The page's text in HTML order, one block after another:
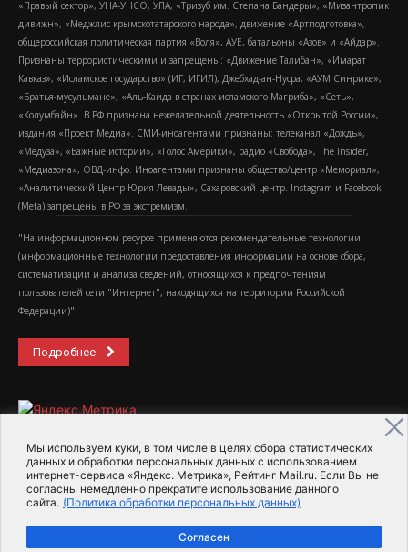
Мы используем куки, в том числе в целях сбора статистических
данных и обработки персональных данных с использованием
интернет-сервиса «Яндекс. Метрика», Рейтинг Mail.ru. Если Вы не
согласны немедленно прекратите использование данного
сайта. (Политика обработки персональных данных)
Согласен
«Правый сектор», УНА-УНСО, УПА, «Тризуб им. Степана Бандеры», «Мизантропик
дивижн», «Меджлис крымскотатарского народа», движение «Артподготовка»,
общероссийская политическая партия «Воля», АУЕ, батальоны «Азов» и «Айдар».
Признаны террористическими и запрещены: «Движение Талибан», «Имарат
Кавказ», «Исламское государство» (ИГ, ИГИЛ), Джебхад-ан-Нусра, «АУМ Синрике»,
«Братья-мусульмане», «Аль-Каида в странах исламского Магриба», «Сеть»,
«Колумбайн». В РФ признана нежелательной деятельность «Открытой России»,
издания «Проект Медиа». СМИ-иноагентами признаны: телеканал «Дождь»,
«Медуза», «Важные истории», «Голос Америки», радио «Свобода», The Insider,
«Медиазона», ОВД-инфо. Иноагентами признаны общество/центр «Мемориал»,
«Аналитический Центр Юрия Левады», Сахаровский центр. Instagram и Facebook
(Metа) запрещены в РФ за экстремизм.
"На информационном ресурсе применяются рекомендательные технологии
(информационные технологии предоставления информации на основе сбора,
систематизации и анализа сведений, относящихся к предпочтениям
пользователей сети "Интернет", находящихся на территории Российской
Федерации)".
Подробнее
2015-2026- Информационное агентство МедиаПоток
Для справки Об издании
Пользовательское соглашение
Политика обработки персональных данных